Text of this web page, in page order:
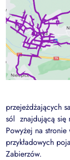
przejeżdżających
sól znajdującą się
Powyżej na
przykładowych
Zabierzów.